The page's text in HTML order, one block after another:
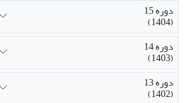
دوره 15
(1404)
دوره 14
(1403)
دوره 13
(1402)